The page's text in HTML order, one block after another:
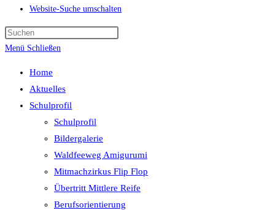
Website-Suche umschalten
Menü Schließen
Home
Aktuelles
Schulprofil
Schulprofil
Bildergalerie
Waldfeeweg Amigurumi
Mitmachzirkus Flip Flop
Übertritt Mittlere Reife
Berufsorientierung